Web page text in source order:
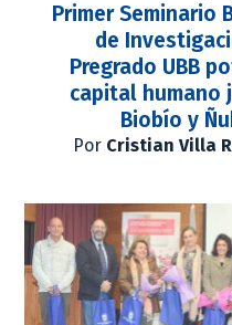
Primer Seminario
de
Pregrado UBB
capital humano
Biobío y
Por Cristian Villa